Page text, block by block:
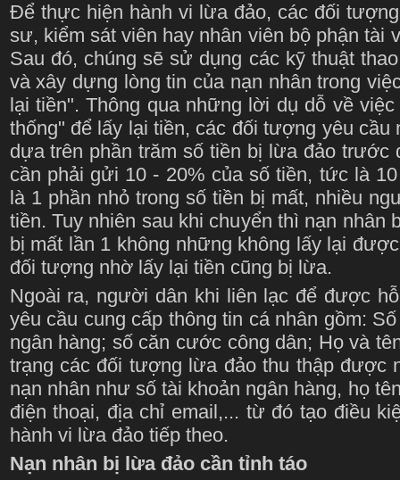
Để thực hiện hành vi lừa đảo, các đối
sư, kiểm sát viên hay nhân viên bộ phận tài
Sau đó, chúng sẽ sử dụng các kỹ thuật
và xây dựng lòng tin của nạn nhân trong
lại tiền". Thông qua những lời dụ dỗ về
thống" để lấy lại tiền, các đối tượng yêu cầu
dựa trên phần trăm số tiền bị lừa đảo trước
cần phải gửi 10 - 20% của số tiền, tức là
là 1 phần nhỏ trong số tiền bị mất, nhiều
tiền. Tuy nhiên sau khi chuyển thì nạn nhân
bị mất lần 1 không những không lấy lại
đối tượng nhờ lấy lại tiền cũng bị lừa.
Ngoài ra, người dân khi liên lạc để được
yêu cầu cung cấp thông tin cá nhân gồm:
ngân hàng; số căn cước công dân; Họ và
trạng các đối tượng lừa đảo thu thập được
nạn nhân như số tài khoản ngân hàng, họ
điện thoại, địa chỉ email,... từ đó tạo điều
hành vi lừa đảo tiếp theo.
Nạn nhân bị lừa đảo cần tỉnh táo